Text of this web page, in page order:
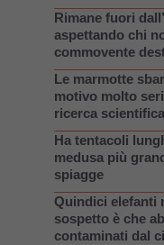
Rimane fuori
aspettando chi
commovente
Le marmotte
motivo molto
ricerca scientifica
Ha tentacoli
medusa più
spiagge
Quindici elefanti
sospetto è che
contaminati dal